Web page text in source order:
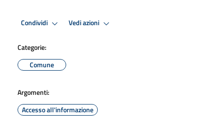
Condividi Vedi azioni
Categorie:
Comune
Argomenti:
Accesso all'informazione